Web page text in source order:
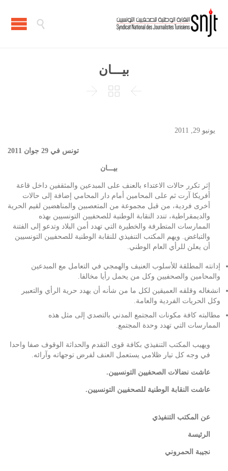

بيـــان



يونيو 29, 2011
تونس في 29 جوان 2011
بيـــان
إثر تكرر حالات الاعتداء بالعنف على المبدعين والمثقفين داخل قاعة
أفريكا آرت ثم على المحامين أمام دار المحامي إضافة إلى حالات
أخرى فردية، من قبل مجموعة من المتعصبين والمناهضين لقيم الحرية
والديمقراطية، تندد النقابة الوطنية للصحفيين التونسيين بهذه
الممارسات المتطرفة والخطيرة التي تهدد أمن البلاد وتدعو إلى الفتنة
والتباغض. ويهم المكتب التنفيذي للنقابة الوطنية للصحفيين التونسيين
أن يعلن للرأي العام الوطني.
إدانته المطلقة للأسلوب العنيف والهمجي في التعامل مع المبدعين
والمحامين والصحفيين وكل من يحمل رأيا مخالفا.
انشغاله وقلقه العميقين لكل ما من شأنه أن يهدد حرية الرأي والتعبير
وكل الحريات الفردية والعامة.
مطالبته كافة مكونات المجتمع المدني بالتصدي إلى مثل هذه
الممارسات التي تهدد وحدة المجتمع.
ويهيب المكتب التنفيذي بكافة قوى التقدم والحداثة الوقوف صفا واحدا
في وجه كل تيار ظلامي يستعمل العنف لفرض توجهاته وآرائه.
عاشت نضالات الصحفيين التونسيين.
عاشت النقابة الوطنية للصحفيين التونسيين.
عن المكتب التنفيذي
الرئيسة
نجيبة الحمروني